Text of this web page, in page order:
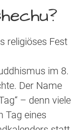
religiöses Fest
im 8.
Der Name
– denn viele
Tag eines